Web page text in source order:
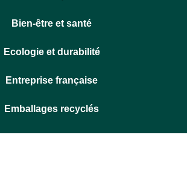
Bien-être et santé
Ecologie et durabilité
Entreprise française
Emballages recyclés